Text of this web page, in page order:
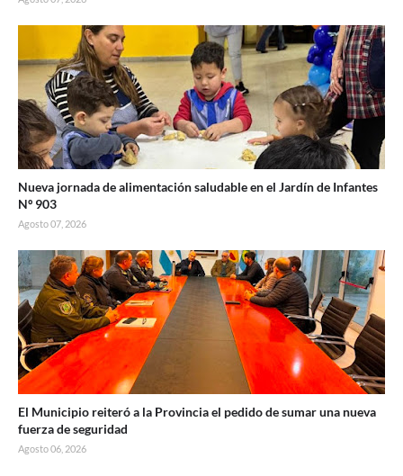
Nueva jornada de alimentación saludable en el Jardín de Infantes
Nº 903
Agosto 07, 2026
El Municipio reiteró a la Provincia el pedido de sumar una nueva
fuerza de seguridad
Agosto 06, 2026